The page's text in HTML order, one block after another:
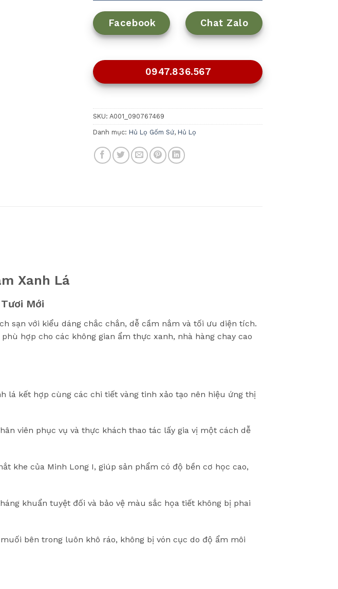
Facebook Chat Zalo
0947.836.567
SKU: A001_090767469
Danh mục: Hủ Lọ Gốm Sứ, Hủ Lọ
Xanh Lá
Mới
sạn với kiểu dáng chắc chắn, dễ cầm nắm và tối ưu diện tích.
hợp cho các không gian ẩm thực xanh, nhà hàng chay cao
lá kết hợp cùng các chi tiết vàng tinh xảo tạo nên hiệu ứng thị
viên phục vụ và thực khách thao tác lấy gia vị một cách dễ
khe của Minh Long I, giúp sản phẩm có độ bền cơ học cao,
khuẩn tuyệt đối và bảo vệ màu sắc họa tiết không bị phai
bên trong luôn khô ráo, không bị vón cục do độ ẩm môi